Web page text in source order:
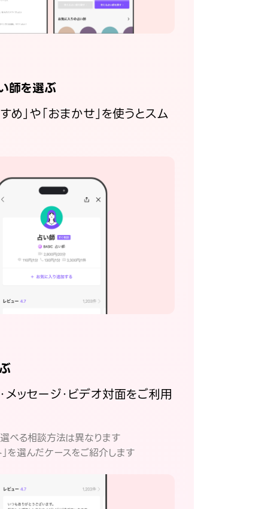
師を選ぶ
め」や「おまかせ」を使うとスム
メッセージ・ビデオ対面をご利用
べる相談方法は異なります
を選んだケースをご紹介します